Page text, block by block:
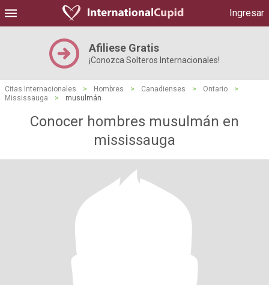
Ingresar
Afiliese Gratis
¡Conozca Solteros Internacionales!
Citas Internacionales > Hombres > Canadienses > Ontario
>
Mississauga
> musulmán
Conocer hombres musulmán en
mississauga